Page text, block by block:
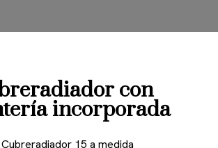
con
incorporada